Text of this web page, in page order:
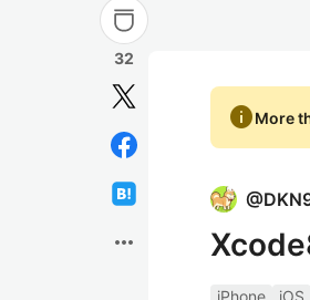
32
more_horiz
infoMore
@
iPhone iOS